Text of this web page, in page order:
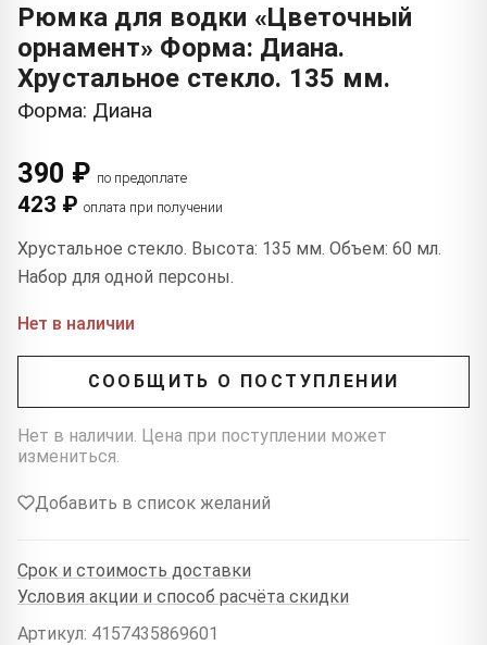
Рюмка для водки «Цветочный
орнамент» Форма: Диана.
Хрустальное стекло. 135 мм.
Форма: Диана
390 ₽ по предоплате
423 ₽ оплата при получении
Хрустальное стекло. Высота: 135 мм. Объем: 60 мл.
Набор для одной персоны.
Нет в наличии
СООБЩИТЬ О ПОСТУПЛЕНИИ
Нет в наличии. Цена при поступлении может
измениться.
Добавить в список желаний
Срок и стоимость доставки
Условия акции и способ расчёта скидки
Артикул: 4157435869601